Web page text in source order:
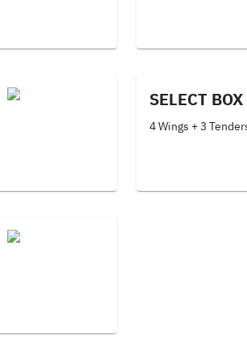
SELECT BOX